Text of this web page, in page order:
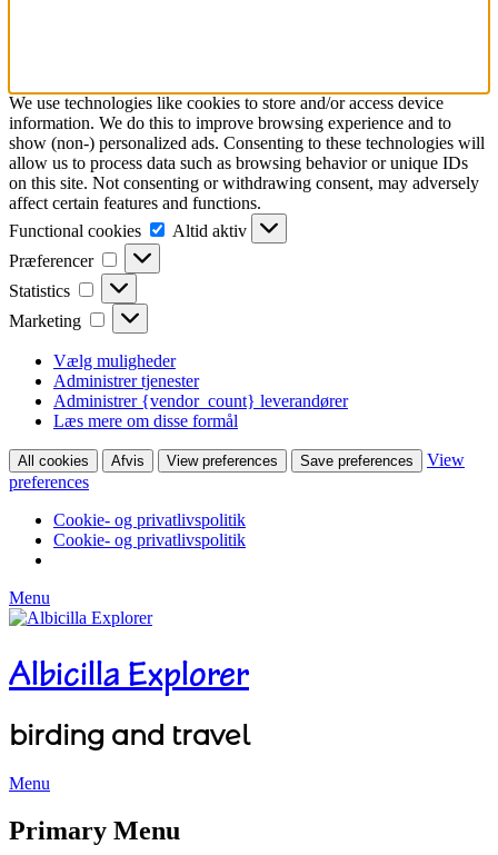
We use technologies like cookies to store and/or access device
information. We do this to improve browsing experience and to
show (non-) personalized ads. Consenting to these technologies will
allow us to process data such as browsing behavior or unique IDs
on this site. Not consenting or withdrawing consent, may adversely
affect certain features and functions.
Functional cookies
Functional
cookies
Altid aktiv
Præferencer
Præferencer
Statistics Statistics
Marketing Marketing
Vælg muligheder
Administrer tjenester
Administrer {vendor_count} leverandører
Læs mere om disse formål
All cookies Afvis View preferences Save preferences
View
preferences
Cookie- og privatlivspolitik
Cookie- og privatlivspolitik
Menu
Albicilla Explorer
birding and travel
Menu
Primary Menu